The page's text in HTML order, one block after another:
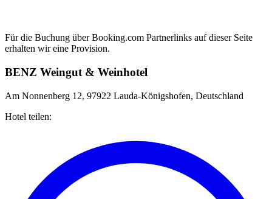
Für die Buchung über Booking.com Partnerlinks auf dieser Seite
erhalten wir eine Provision.
BENZ Weingut & Weinhotel
Am Nonnenberg 12, 97922 Lauda-Königshofen, Deutschland
Hotel teilen: